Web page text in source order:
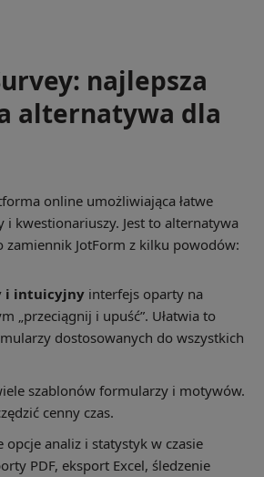
najlepsza
alternatywa dla
online umożliwiająca łatwe
kwestionariuszy. Jest to alternatywa
zamiennik JotForm z kilku powodów:
i intuicyjny interfejs oparty na
„przeciągnij i upuść”. Ułatwia to
dostosowanych do wszystkich
szablonów formularzy i motywów.
cenny czas.
opcje analiz i statystyk w czasie
PDF, eksport Excel, śledzenie